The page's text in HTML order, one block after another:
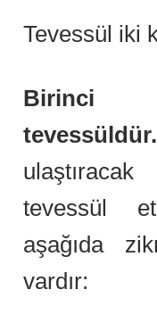
Tevessül iki
Birinci
tevessüldür.
tevessül
aşağıda
vardır: